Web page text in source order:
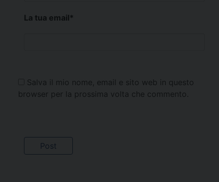
La tua email*
Salva il mio nome, email e sito web in questo
browser per la prossima volta che commento.